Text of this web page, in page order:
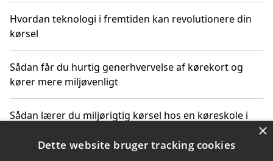
Hvordan teknologi i fremtiden kan revolutionere din
kørsel
Sådan får du hurtig generhvervelse af kørekort og
kører mere miljøvenligt
Sådan lærer du miljørigtig kørsel hos en køreskole i
×
Dette website bruger tracking cookies